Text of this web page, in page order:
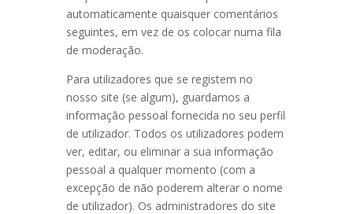
automaticamente quaisquer comentários
seguintes, em vez de os colocar numa fila
de moderação.
Para utilizadores que se registem no
nosso site (se algum), guardamos a
informação pessoal fornecida no seu perfil
de utilizador. Todos os utilizadores podem
ver, editar, ou eliminar a sua informação
pessoal a qualquer momento (com a
excepção de não poderem alterar o nome
de utilizador). Os administradores do site